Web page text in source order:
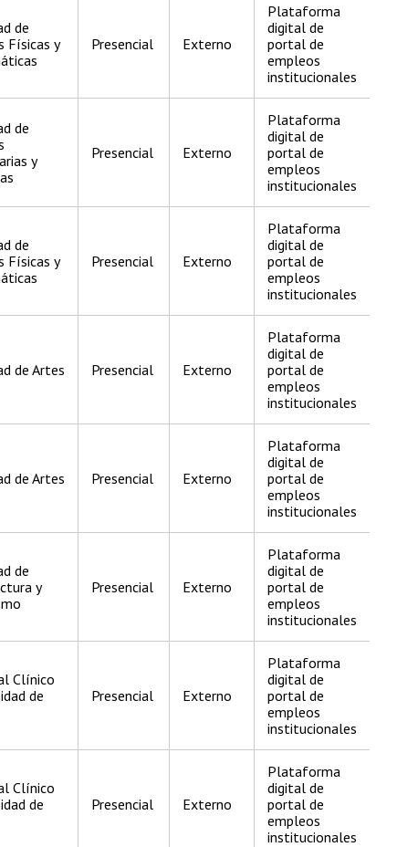
de
Físicas y
Presencial Externo
Plataforma
digital de
portal de
empleos
institucionales
de
y
Presencial Externo
Plataforma
digital de
portal de
empleos
institucionales
de
Físicas y
Presencial Externo
Plataforma
digital de
portal de
empleos
institucionales
de Artes Presencial Externo
Plataforma
digital de
portal de
empleos
institucionales
de Artes Presencial Externo
Plataforma
digital de
portal de
empleos
institucionales
de
y
Presencial Externo
Plataforma
digital de
portal de
empleos
institucionales
Clínico
de
Presencial Externo
Plataforma
digital de
portal de
empleos
institucionales
Clínico
de
Presencial Externo
Plataforma
digital de
portal de
empleos
institucionales